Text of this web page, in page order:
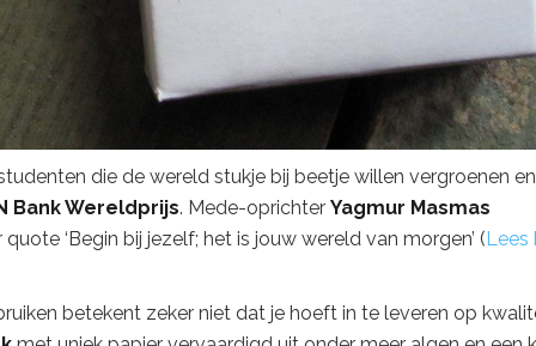
die de wereld stukje bij beetje willen vergroenen
Bank Wereldprijs. Mede-oprichter Yagmur Masmas
‘Begin bij jezelf; het is jouw wereld van morgen’ ( Lees
betekent zeker niet dat je hoeft in te leveren op